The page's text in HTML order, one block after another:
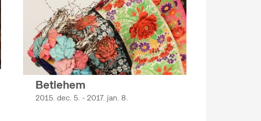
Betlehem
2015. dec. 5. - 2017. jan. 8.